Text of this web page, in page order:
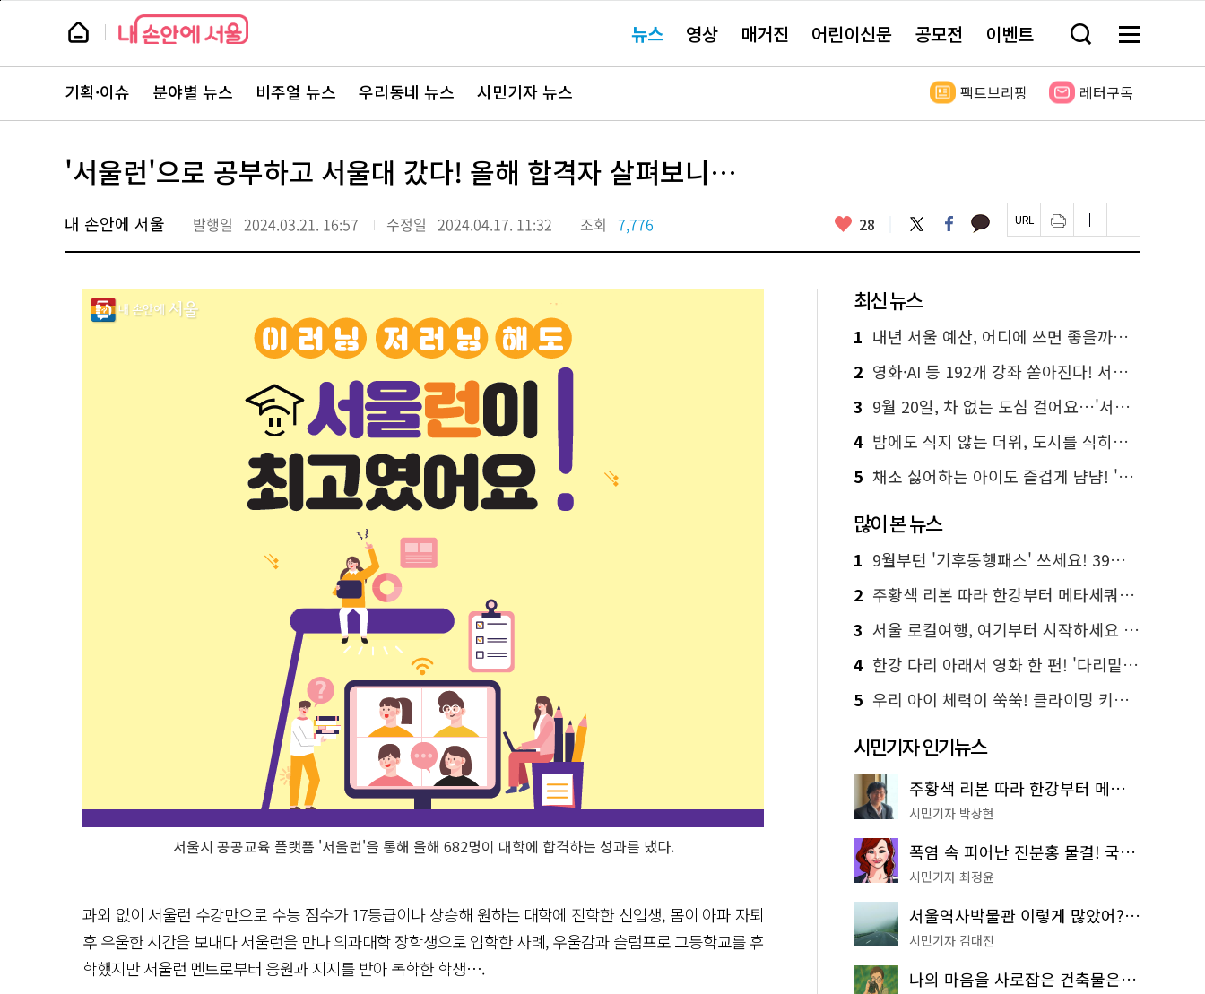
본
뉴
스 요뉴스 영상 매거진 어린이신문 공모전 이벤트 검
창
기
메
전
보
뉴
스
주
서
바
로
기획·이슈 분야별 뉴스 비주얼 뉴스 우리동네 뉴스 시민기자 뉴스 팩트브리핑 레터구독
'서울런'으로 공부하고 서울대 갔다! 올해 합격자 살펴보니…
내 손안에 서울 발행일 2024.03.21. 16:57 수정일 2024.04.17. 11:32 조회 7,776 좋
요
28 트
위
터
페
이
스
카
카 페
이
지
인
쇄
하
글
자
크
하
기
글
자
크
하
서울시 공공교육 플랫폼 '서울런'을 통해 올해 682명이 대학에 합격하는 성과를 냈다.
과외 없이 서울런 수강만으로 수능 점수가 17등급이나 상승해 원하는 대학에 진학한 신입생, 몸이 아파 자퇴
후 우울한 시간을 보내다 서울런을 만나 의과대학 장학생으로 입학한 사례, 우울감과 슬럼프로 고등학교를 휴
학했지만 서울런 멘토로부터 응원과 지지를 받아 복학한 학생….
최신 뉴스
1 내년 서울 예산, 어디에 쓰면 좋을까요? 온라인 투표
2 영화·AI 등 192개 강좌 쏟아진다! 서울시민대학 선착순 신청
3 9월 20일, 차 없는 도심 걸어요…'서울 걷자 페스티벌' 선착순 5천명
4 밤에도 식지 않는 더위, 도시를 식히는 시원한 해법은?
5 채소 싫어하는 아이도 즐겁게 냠냠! '찾아가는 서울시 식생활 교육' 현장
많이 본 뉴스
1 9월부턴 '기후동행패스' 쓰세요! 39세까지 청년 혜택
2 주황색 리본 따라 한강부터 메타세쿼이아 숲길까지…서울둘레길 15코스
3 서울 로컬여행, 여기부터 시작하세요 '서울에디션25'
4 한강 다리 아래서 영화 한 편! '다리밑 영화관' 무료 상영
5 우리 아이 체력이 쑥쑥! 클라이밍 키즈카페·어린이 체력장
시민기자 인기뉴스
주황색 리본 따라 한강부터 메타세쿼이아 숲길까지…서울둘레길 15코스
시민기자 박상현
폭염 속 피어난 진분홍 물결! 국립중앙박물관 배롱나무 명소
시민기자 최정윤
서울역사박물관 이렇게 많았어? 주말마다 한 곳씩 떠나는 역사 산책
시민기자 김대진
나의 마음을 사로잡은 건축물은? '서울시 건축상' 수상작 공개!
페